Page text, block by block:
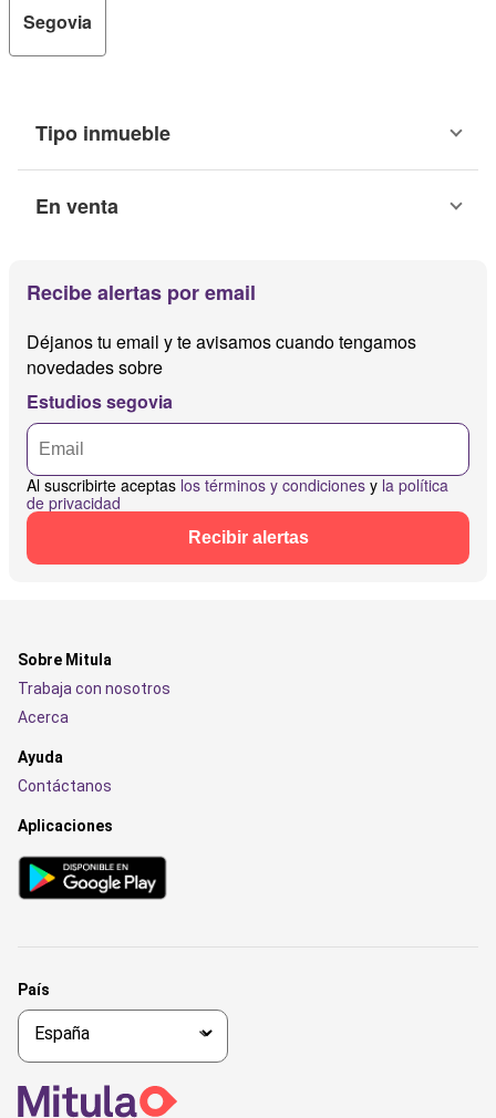
Segovia
Tipo inmueble
En venta
Recibe alertas por email
Déjanos tu email y te avisamos cuando tengamos
novedades sobre
Estudios segovia
Al suscribirte aceptas los términos y condiciones y la política
de privacidad
Recibir alertas
Sobre Mitula
Trabaja con nosotros
Acerca
Ayuda
Contáctanos
Aplicaciones
País